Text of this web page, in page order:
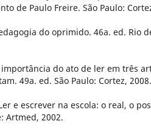
de Paulo Freire. São Paulo:
do oprimido. 46a. ed. Rio
importância do ato de ler em três
49a. ed. São Paulo: Cortez, 2008.
Ler e escrever na escola: o real, o
Artmed, 2002.